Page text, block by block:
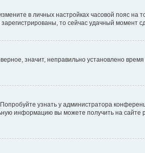
в личных настройках часовой пояс на
то сейчас удачный момент
значит, неправильно установлено
узнать у администратора
информацию вы можете получить на сайте